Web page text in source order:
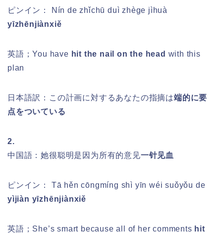
ピンイン：
Nín de zhǐchū duì zhège jìhuà
yīzhēnjiànxiě
英語；You have hit the nail on the head with this
plan
日本語訳：この計画に対するあなたの指摘は端的に要
点をついている
2.
中国語：她很聪明是因为所有的意见一针见血
ピンイン： Tā hěn cōngmíng shì yīn wéi suǒyǒu de
yìjiàn yīzhēnjiànxiě
英語；She’s smart because all of her comments hit